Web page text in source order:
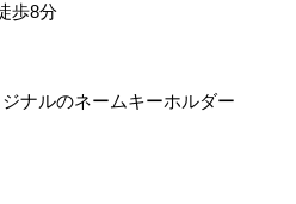
歩8分
ナルのネームキーホルダー